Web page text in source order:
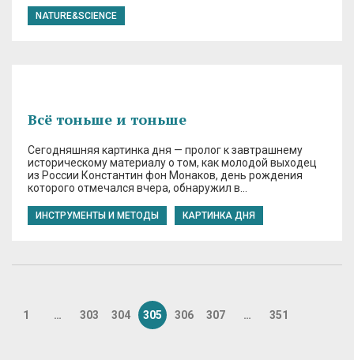
NATURE&SCIENCE
Всё тоньше и тоньше
Сегодняшняя картинка дня — пролог к завтрашнему
историческому материалу о том, как молодой выходец
из России Константин фон Монаков, день рождения
которого отмечался вчера, обнаружил в…
ИНСТРУМЕНТЫ И МЕТОДЫ КАРТИНКА ДНЯ
1 … 303 304 305 306 307 … 351